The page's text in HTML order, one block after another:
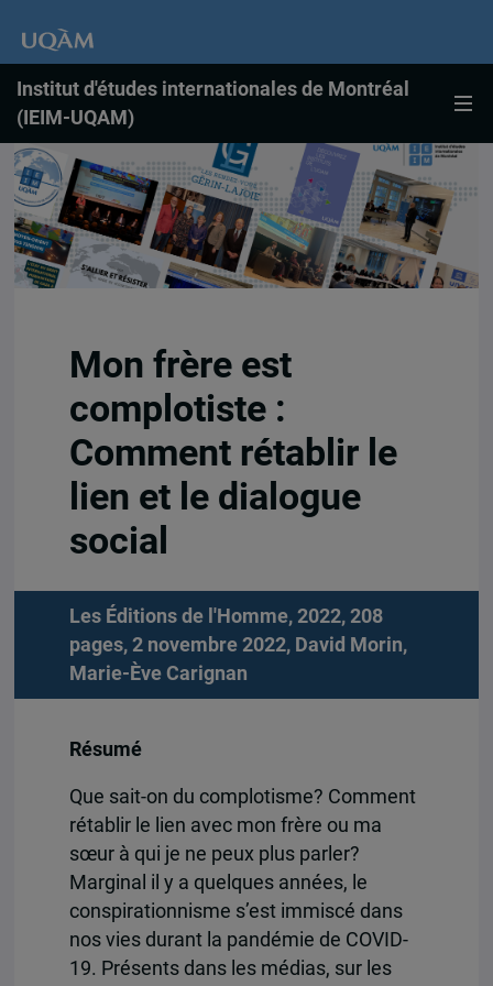
Institut d'études internationales de Montréal
(IEIM-UQAM)
Mon frère est
complotiste :
Comment rétablir le
lien et le dialogue
social
Les Éditions de l'Homme, 2022, 208
pages, 2 novembre 2022, David Morin,
Marie-Ève Carignan
Résumé
Que sait-on du complotisme? Comment
rétablir le lien avec mon frère ou ma
sœur à qui je ne peux plus parler?
Marginal il y a quelques années, le
conspirationnisme s’est immiscé dans
nos vies durant la pandémie de COVID-
19. Présents dans les médias, sur les